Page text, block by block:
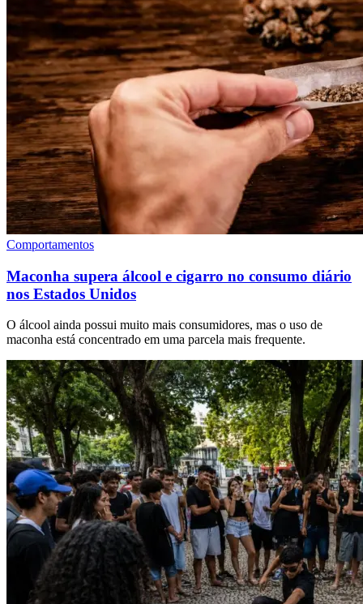
Comportamentos
Maconha supera álcool e cigarro no consumo diário
nos Estados Unidos
O álcool ainda possui muito mais consumidores, mas o uso de
maconha está concentrado em uma parcela mais frequente.